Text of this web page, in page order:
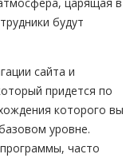
будут
сайта и
придется по
которого вы
уровне.
часто